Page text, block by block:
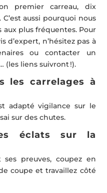
premier carreau, dix
aussi pourquoi nous
aux plus fréquentes. Pour
n’hésitez pas à
ou contacter un
(les liens suivront !).
les carrelages à
adapté vigilance sur le
sur des chutes.
éclats sur la
preuves, coupez en
coupe et travaillez côté